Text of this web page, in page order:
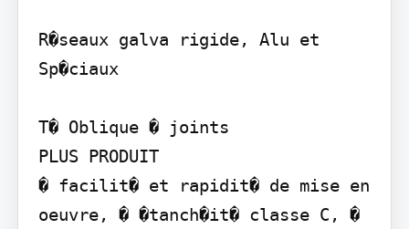
R�seaux galva rigide, Alu et
Sp�ciaux
T� Oblique � joints
PLUS PRODUIT
� facilit� et rapidit� de mise en
oeuvre, � �tanch�it� classe C, �